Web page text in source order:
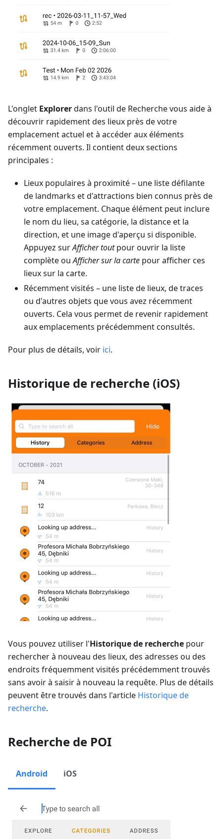
L'onglet Explorerdans l'outil de Recherche vous aide à
découvrir rapidement des lieux près de votre
emplacement actuel et à accéder aux éléments
récemment ouverts. Il contient deux sections
principales :
Lieux populaires à proximité – une liste défilante
de landmarks et d'attractions bien connus près de
votre emplacement. Chaque élément peut inclure
le nom du lieu, sa catégorie, la distance et la
direction, et une image d'aperçu si disponible.
Appuyez surAfficher toutpour ouvrir la liste
complète ouAfficher sur la carte pour afficher ces
lieux sur la carte.
Récemment visités – une liste de lieux, de traces
ou d'autres objets que vous avez récemment
ouverts. Cela vous permet de revenir rapidement
aux emplacements précédemment consultés.
Pour plus de détails, voir ici.
Historique de recherche (iOS)
Vous pouvez utiliser l'Historique de recherche pour
rechercher à nouveau des lieux, des adresses ou des
endroits fréquemment visités précédemment trouvés
sans avoir à saisir à nouveau la requête. Plus de détails
peuvent être trouvés dans l'article Historique de
recherche.
Recherche de POI
Android iOS